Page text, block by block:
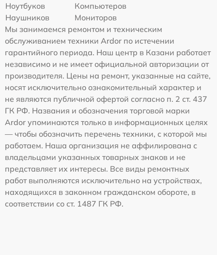
Ноутбуков
Компьютеров
Наушников
Мониторов
Мы занимаемся ремонтом и техническим
обслуживанием техники Ardor по истечении
гарантийного периода. Наш центр в Казани работает
независимо и не имеет официальной авторизации от
производителя. Цены на ремонт, указанные на сайте,
носят исключительно ознакомительный характер и
не являются публичной офертой согласно п. 2 ст. 437
ГК РФ. Названия и обозначения торговой марки
Ardor упоминаются только в информационных целях
— чтобы обозначить перечень техники, с которой мы
работаем. Наша организация не аффилирована с
владельцами указанных товарных знаков и не
представляет их интересы. Все виды ремонтных
работ выполняются исключительно на устройствах,
находящихся в законном гражданском обороте, в
соответствии со ст. 1487 ГК РФ.